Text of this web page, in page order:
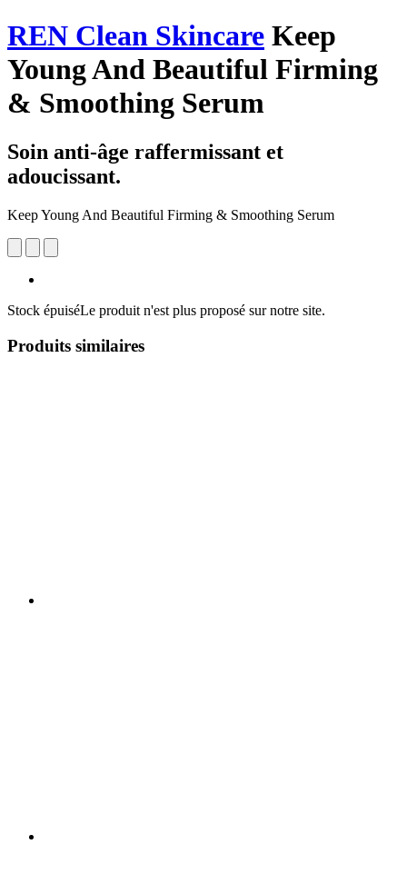
REN Clean Skincare Keep
Young And Beautiful Firming
& Smoothing Serum
Soin anti-âge raffermissant et
adoucissant.
Keep Young And Beautiful Firming & Smoothing Serum
Stock épuiséLe produit n'est plus proposé sur notre site.
Produits similaires